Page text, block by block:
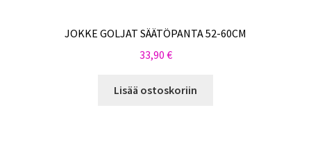
JOKKE GOLJAT SÄÄTÖPANTA 52-60CM
33,90 €
Lisää ostoskoriin